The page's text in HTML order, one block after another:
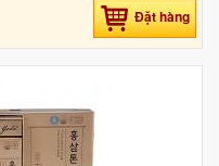
Đặt hàng